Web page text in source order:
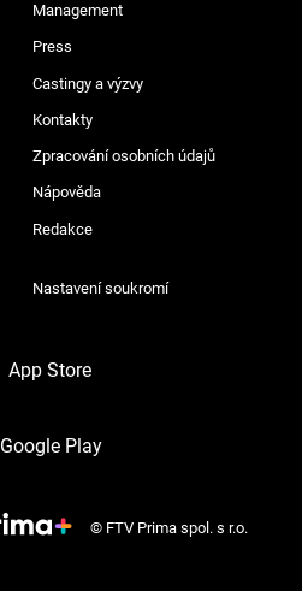
Management
Press
Castingy a výzvy
Kontakty
Zpracování osobních údajů
Nápověda
Redakce
Nastavení soukromí
App Store
Google Play
© FTV Prima spol. s r.o.